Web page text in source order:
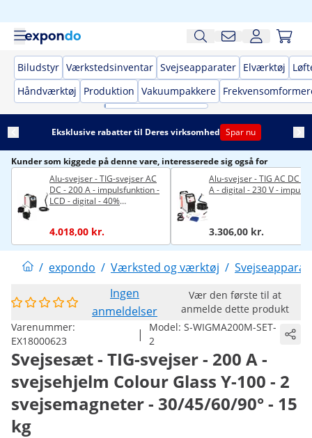
Biludstyr Værkstedsinventar Svejseapparater Elværktøj
Håndværktøj
Produktion Vakuumpakkere
Eksklusive rabatter til Deres virksomhed Spar nu
Kunder som kiggede på denne vare, interesserede sig også for
Alu-svejser - TIG-svejser AC
DC - 200 A - impulsfunktion -
LCD - digital - 40%
4.018,00 kr.
Alu-svejser - TIG AC DC -
A - digital - 230 V - impuls
3.306,00 kr.
/ expondo / Værksted og værktøj /
Ingen
anmeldelser
Vær den første til at
anmelde dette produkt
Varenummer:
EX18000623
| Model:S-WIGMA200M-SET-
2
Svejsesæt - TIG-svejser - 200 A -
svejsehjelm Colour Glass Y-100 - 2
svejsemagneter - 30/45/60/90° - 15
kg